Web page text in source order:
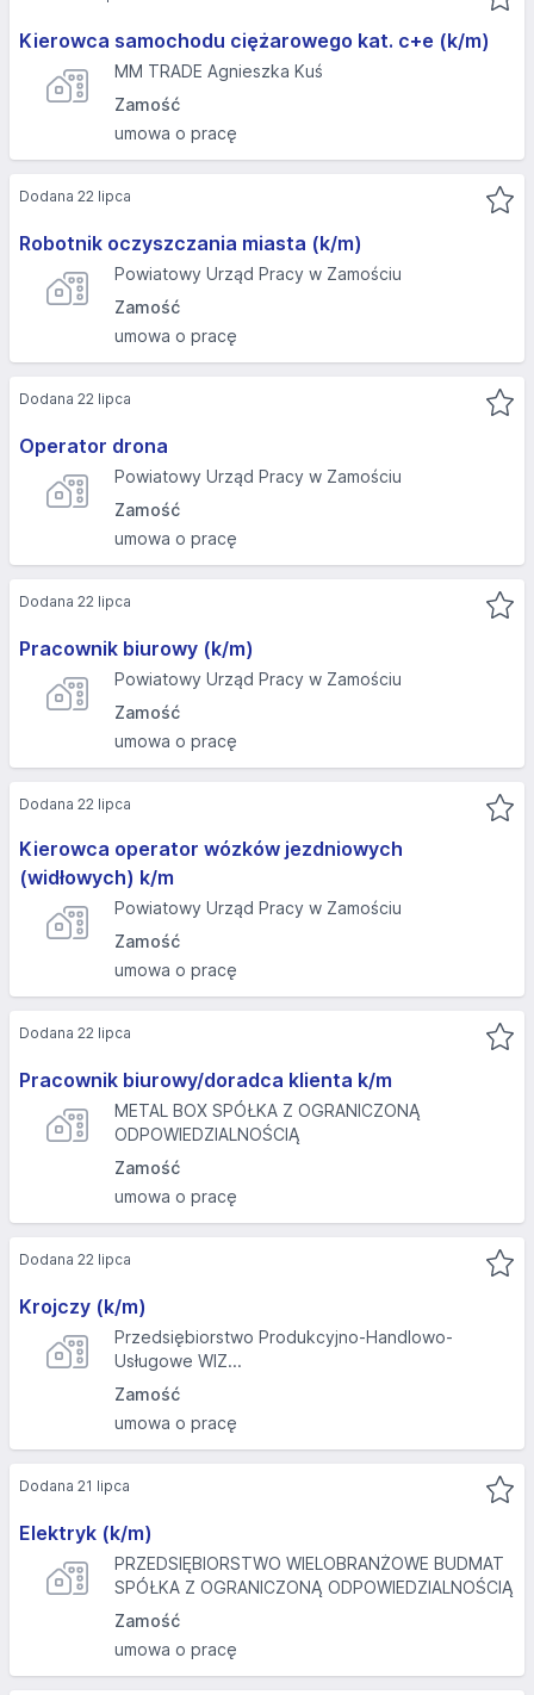
Kierowca samochodu ciężarowego kat. c+e (k/m)
MM TRADE Agnieszka Kuś
Zamość
umowa o pracę
Robotnik oczyszczania miasta (k/m)
Powiatowy Urząd Pracy w Zamościu
Zamość
umowa o pracę
Dodana 22 lipca
Operator drona
Powiatowy Urząd Pracy w Zamościu
Zamość
umowa o pracę
Dodana 22 lipca
Pracownik biurowy (k/m)
Powiatowy Urząd Pracy w Zamościu
Zamość
umowa o pracę
Dodana 22 lipca
Kierowca operator wózków jezdniowych
(widłowych) k/m
Powiatowy Urząd Pracy w Zamościu
Zamość
umowa o pracę
Dodana 22 lipca
Pracownik biurowy/doradca klienta k/m
METAL BOX SPÓŁKA Z OGRANICZONĄ
ODPOWIEDZIALNOŚCIĄ
Zamość
umowa o pracę
Dodana 22 lipca
Krojczy (k/m)
Przedsiębiorstwo Produkcyjno-Handlowo-
Usługowe WIZ...
Zamość
umowa o pracę
Dodana 22 lipca
Elektryk (k/m)
PRZEDSIĘBIORSTWO WIELOBRANŻOWE BUDMAT
SPÓŁKA Z OGRANICZONĄ ODPOWIEDZIALNOŚCIĄ
Zamość
umowa o pracę
Dodana 21 lipca